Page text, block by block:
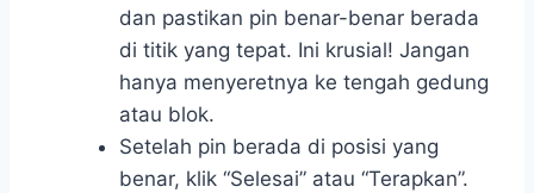
dan pastikan pin benar-benar berada
di titik yang tepat. Ini krusial! Jangan
hanya menyeretnya ke tengah gedung
atau blok.
Setelah pin berada di posisi yang
benar, klik “Selesai” atau “Terapkan”.